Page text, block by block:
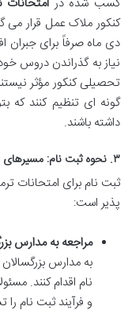
کنکور ملاک عمل قرار می
دی ماه صرفاً برای جبران
نیاز به گذراندن دروس
تحصیلی کنکور مؤثر
گونه ای تنظیم کنند که
داشته باشند.
۳. نحوه ثبت نام: مسیرهای دسترسی
ثبت نام برای امتحانات
پذیر است:
مراجعه به مدارس
به مدارس
نام اقدام کنند.
و فرآیند ثبت نام